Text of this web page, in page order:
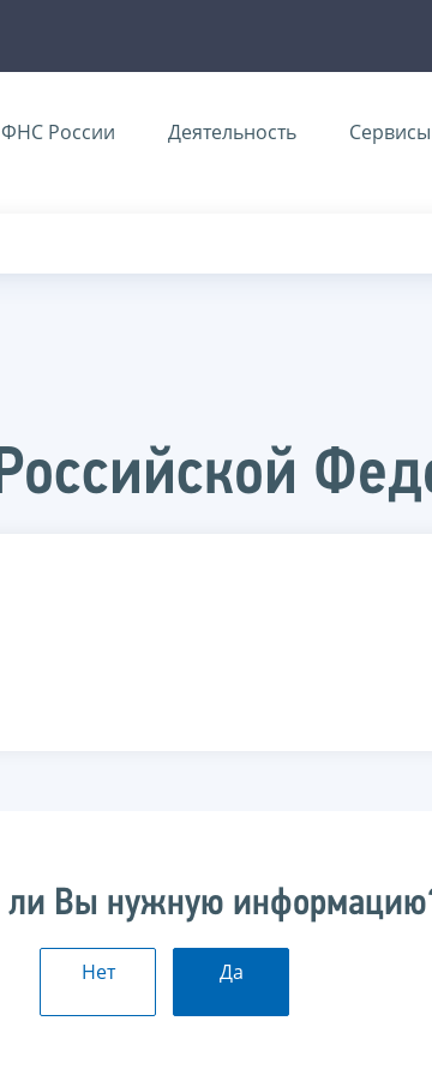
России Деятельность Сервисы
Вы нужную
Нет Да